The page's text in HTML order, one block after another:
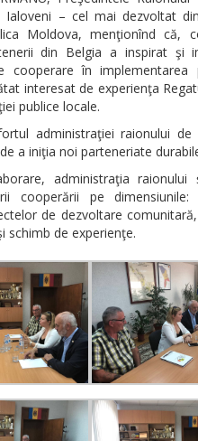
– cel mai dezvoltat
Moldova, menţionînd că,
din Belgia a inspirat şi
în implementarea
interesat de experienţa
publice locale.
administraţiei raionului de
a iniţia noi parteneriate
administraţia raionului
cooperării pe
de dezvoltare
schimb de experienţe.